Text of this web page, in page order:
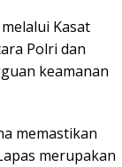
Kasat
Polri dan
keamanan
memastikan
merupakan